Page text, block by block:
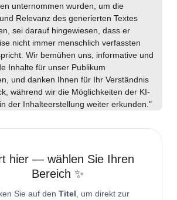
unternommen wurden, um die
Relevanz des generierten Textes
sei darauf hingewiesen, dass er
nicht immer menschlich verfassten
Wir bemühen uns, informative und
Inhalte für unser Publikum
und danken Ihnen für Ihr Verständnis
während wir die Möglichkeiten der KI-
der Inhalteerstellung weiter erkunden."
hier — wählen Sie Ihren
Bereich ✨
Sie auf den Titel , um direkt zur